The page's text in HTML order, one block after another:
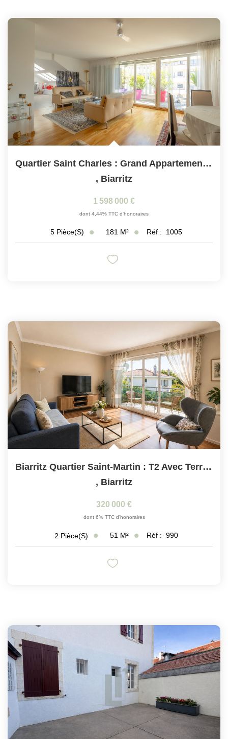
Quartier Saint Charles : Grand Appartement Avec Terrasse,...
, Biarritz
1 598 000 €
dont 4,44% TTC d'honoraires
5 Pièce(s) 181 M² Réf : 1005
Biarritz Quartier Saint-Martin : T2 Avec Terrasse Sud
, Biarritz
320 000 €
dont 6% TTC d'honoraires
2 Pièce(s) 51 M² Réf : 990